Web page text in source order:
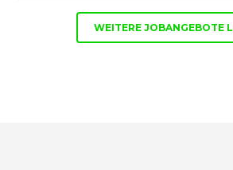
WEITERE JOBANGEBOTE